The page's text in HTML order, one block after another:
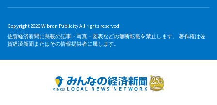
Copyright 2026 Wibran Publicity All rights reserved.
佐賀経済新聞に掲載の記事・写真・図表などの無断転載を禁止します。 著作権は佐
賀経済新聞またはその情報提供者に属します。